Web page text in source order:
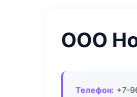
ООО
Телефон: +7-